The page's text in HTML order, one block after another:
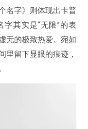
名字》则体现出卡普
其实是“无限”的表
无的极致热爱。宛如
里留下显眼的痕迹，